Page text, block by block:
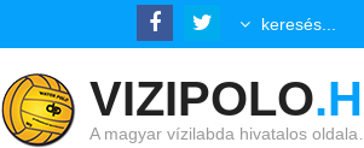
VIZIPOLO
A magyar vízilabda hivatalos oldala…